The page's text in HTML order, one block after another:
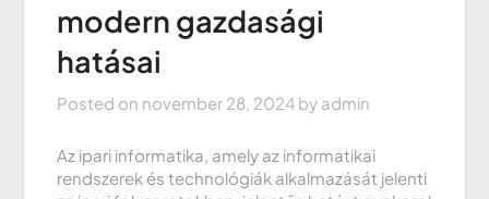
modern gazdasági
hatásai
Posted on november 28, 2024 by admin
Az ipari informatika, amely az informatikai
rendszerek és technológiák alkalmazását jelenti